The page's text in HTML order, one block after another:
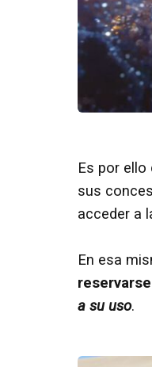
Es por ello
sus
acceder a
En esa
a su uso.